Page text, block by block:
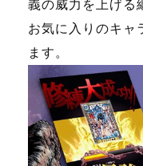
義の威力を上げる
お気に入りのキャ
ます。